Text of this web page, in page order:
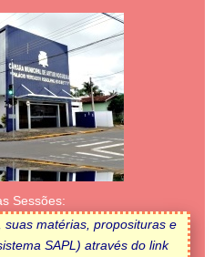
Sessões:
matérias, proposituras e
SAPL) através do link